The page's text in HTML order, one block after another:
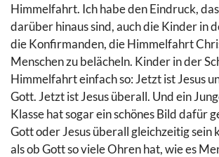
Himmelfahrt. Ich habe den Eindruck,
darüber hinaus sind, auch die Kinder in
die Konfirmanden, die Himmelfahrt
Menschen zu belächeln. Kinder in der
Himmelfahrt einfach so: Jetzt ist Jesus
Gott. Jetzt ist Jesus überall. Und ein
Klasse hat sogar ein schönes Bild dafür
Gott oder Jesus überall gleichzeitig sein
als ob Gott so viele Ohren hat, wie es